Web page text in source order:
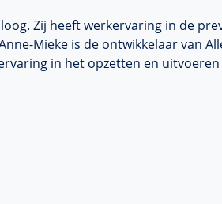
Zij heeft werkervaring in de
Mieke is de ontwikkelaar van
in het opzetten en